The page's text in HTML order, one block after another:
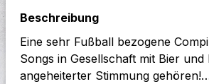
Beschreibung
Eine sehr Fußball bezogene
Songs in Gesellschaft mit Bier und
angeheiterter Stimmung